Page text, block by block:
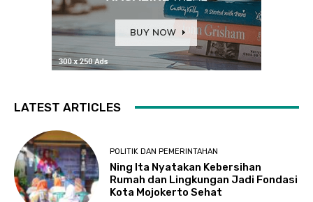
LATEST ARTICLES
POLITIK DAN PEMERINTAHAN
Ning Ita Nyatakan Kebersihan
Rumah dan Lingkungan Jadi Fondasi
Kota Mojokerto Sehat